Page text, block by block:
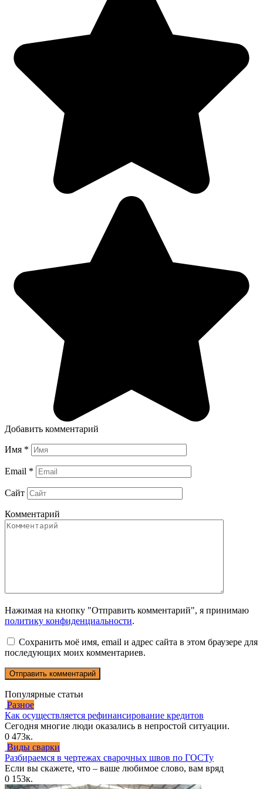
Добавить комментарий
Имя *
Email *
Сайт
Комментарий
Нажимая на кнопку "Отправить комментарий", я принимаю
политику конфиденциальности.
Сохранить моё имя, email и адрес сайта в этом браузере для
последующих моих комментариев.
Популярные статьи
Разное
Как осуществляется рефинансирование кредитов
Сегодня многие люди оказались в непростой ситуации.
0 473к.
Виды сварки
Разбираемся в чертежах сварочных швов по ГОСТу
Если вы скажете, что – ваше любимое слово, вам вряд
0 153к.